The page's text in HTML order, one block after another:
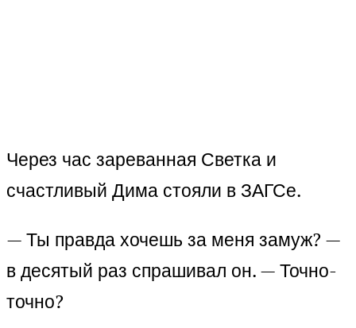
Через час зареванная Светка и
счастливый Дима стояли в ЗАГСе.
— Ты правда хочешь за меня замуж? —
в десятый раз спрашивал он. — Точно-
точно?